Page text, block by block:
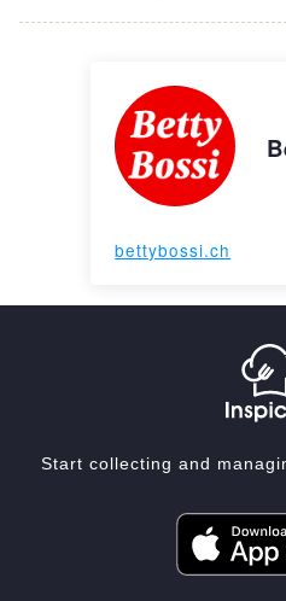
bettybossi.ch
Start collecting and